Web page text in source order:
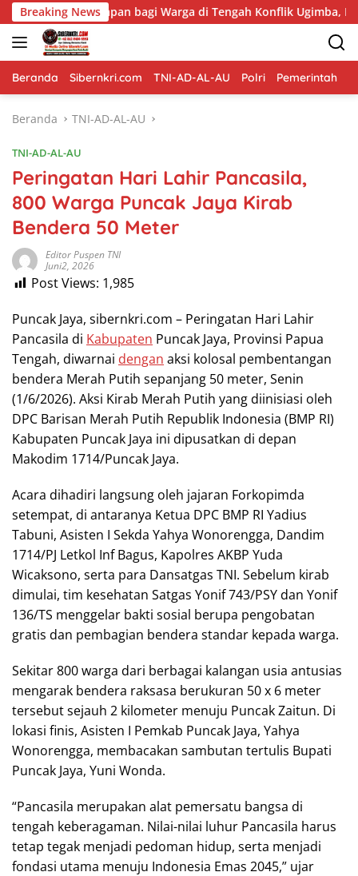
Langsung
ke
konten
Breaking News
bagi Warga di Tengah Konflik Ugimba, Papua Tengah
Beranda Sibernkri.com TNI-AD-AL-AU Polri Pemerintah
Beranda TNI-AD-AL-AU
TNI-AD-AL-AU
Peringatan Hari Lahir Pancasila,
800 Warga Puncak Jaya Kirab
Bendera 50 Meter
Editor Puspen TNI
Juni2, 2026
Post Views: 1,985
Puncak Jaya, sibernkri.com – Peringatan Hari Lahir
Pancasila di Kabupaten Puncak Jaya, Provinsi Papua
Tengah, diwarnai dengan aksi kolosal pembentangan
bendera Merah Putih sepanjang 50 meter, Senin
(1/6/2026). Aksi Kirab Merah Putih yang diinisiasi oleh
DPC Barisan Merah Putih Republik Indonesia (BMP RI)
Kabupaten Puncak Jaya ini dipusatkan di depan
Makodim 1714/Puncak Jaya.
Acara dihadiri langsung oleh jajaran Forkopimda
setempat, di antaranya Ketua DPC BMP RI Yadius
Tabuni, Asisten I Sekda Yahya Wonorengga, Dandim
1714/PJ Letkol Inf Bagus, Kapolres AKBP Yuda
Wicaksono, serta para Dansatgas TNI. Sebelum kirab
dimulai, tim kesehatan Satgas Yonif 743/PSY dan Yonif
136/TS menggelar bakti sosial berupa pengobatan
gratis dan pembagian bendera standar kepada warga.
Sekitar 800 warga dari berbagai kalangan usia antusias
mengarak bendera raksasa berukuran 50 x 6 meter
tersebut sejauh 2 kilometer menuju Puncak Zaitun. Di
lokasi finis, Asisten I Pemkab Puncak Jaya, Yahya
Wonorengga, membacakan sambutan tertulis Bupati
Puncak Jaya, Yuni Wonda.
“Pancasila merupakan alat pemersatu bangsa di
tengah keberagaman. Nilai-nilai luhur Pancasila harus
tetap tegak menjadi pedoman hidup, serta menjadi
fondasi utama menuju Indonesia Emas 2045,” ujar